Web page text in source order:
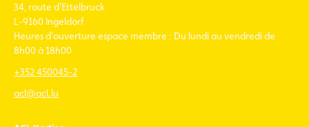
34, route d'Ettelbruck
L-9160 Ingeldorf
Heures d'ouverture espace membre : Du lundi au vendredi de
8h00 à 18h00
+352 450045-2
acl@acl.lu